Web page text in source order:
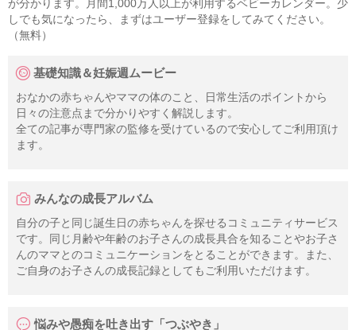
が分かります。月間1,000万人以上が利用するベビーカレンダー。少
しでも気になったら、まずはユーザー登録をしてみてください。
（無料）
基礎知識＆妊娠週ムービー
おなかの赤ちゃんやママの体のこと、日常生活のポイントから
日々の注意点まで分かりやすく解説します。
全ての記事が専門家の監修を受けているので安心してご利用頂け
ます。
みんなの成長アルバム
自分の子と同じ誕生日の赤ちゃんを探せるコミュニティサービス
です。同じ月齢や年齢のお子さんの成長具合を知ることやお子さ
んのママとのコミュニケーションをとることができます。また、
ご自身のお子さんの成長記録としてもご利用いただけます。
悩みや愚痴を吐き出す「つぶやき」